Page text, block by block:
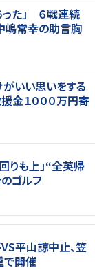
った」 ６戦連続
常幸の助言胸
がいい思いをする
１０００万円寄
りも上」“全英帰
ゴルフ
VS平山諒中止、笠
で開催